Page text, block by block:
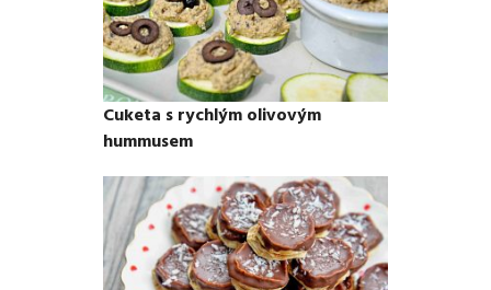
Cuketa s rychlým olivovým
hummusem